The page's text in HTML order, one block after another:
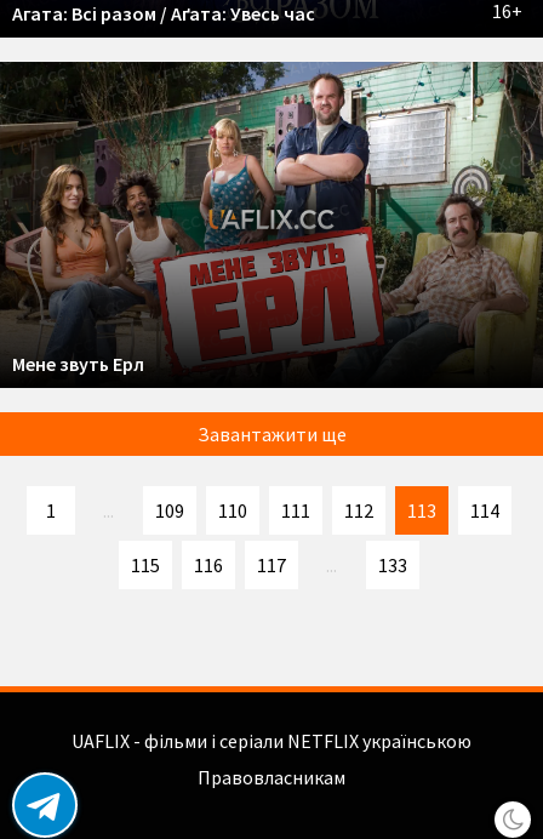
16+
Агата: Всі разом / Аґата: Увесь час
Мене звуть Ерл
Завантажити ще
1 ... 109 110 111 112 113 114
115 116 117 ... 133
UAFLIX - фільми і серіали NETFLIX українською
Правовласникам